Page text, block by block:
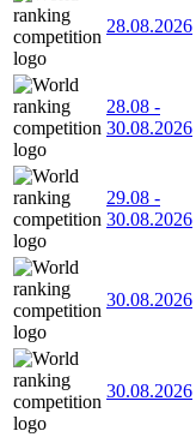
28.08.2026
28.08 -
30.08.2026
29.08 -
30.08.2026
30.08.2026
30.08.2026